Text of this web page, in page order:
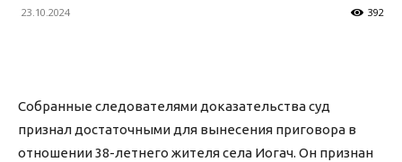
23.10.2024 392
Собранные следователями доказательства суд
признал достаточными для вынесения приговора в
отношении 38-летнего жителя села Иогач. Он признан